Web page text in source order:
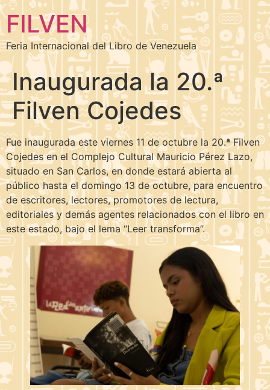
FILVEN
Feria Internacional del Libro de Venezuela
Inaugurada la 20.ª
Filven Cojedes
Fue inaugurada este viernes 11 de octubre la 20.ª Filven
Cojedes en el Complejo Cultural Mauricio Pérez Lazo,
situado en San Carlos, en donde estará abierta al
público hasta el domingo 13 de octubre, para encuentro
de escritores, lectores, promotores de lectura,
editoriales y demás agentes relacionados con el libro en
este estado, bajo el lema “Leer transforma”.